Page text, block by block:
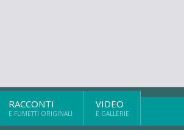
RACCONTI
E FUMETTI ORIGINALI
VIDEO
E GALLERIE